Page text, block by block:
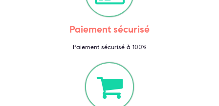
Paiement sécurisé
Paiement sécurisé à 100%